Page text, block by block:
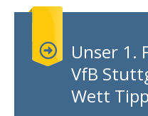
Unser 1.
VfB
Wett